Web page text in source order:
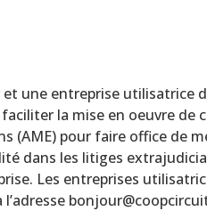
une entreprise utilisatrice
la mise en oeuvre de
(AME) pour faire office de
dans les litiges
Les entreprises